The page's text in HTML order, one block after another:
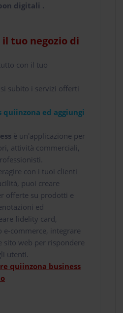
digitali .
tuo negozio di
con il tuo
subito i servizi offerti
quiinzona ed aggiungi
è un'applicazione per
attività commerciali,
con i tuoi clienti
puoi creare
offerte su prodotti e
ed
fidelity card,
commerce, integrare
sito web per rispondere
utenti.
quiinzona business